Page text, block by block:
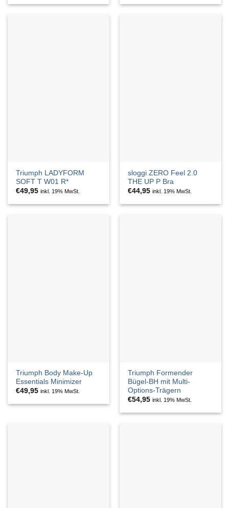
Triumph LADYFORM
SOFT T W01 R*
€49,95 inkl. 19% MwSt.
sloggi ZERO Feel 2.0
THE UP P Bra
€44,95 inkl. 19% MwSt.
Triumph Body Make-Up
Essentials Minimizer
€49,95 inkl. 19% MwSt.
Triumph Formender
Bügel-BH mit Multi-
Options-Trägern
€54,95 inkl. 19% MwSt.